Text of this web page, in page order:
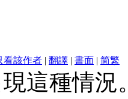
看該作者 | 翻譯 | 書面 | 简繁
這種情況